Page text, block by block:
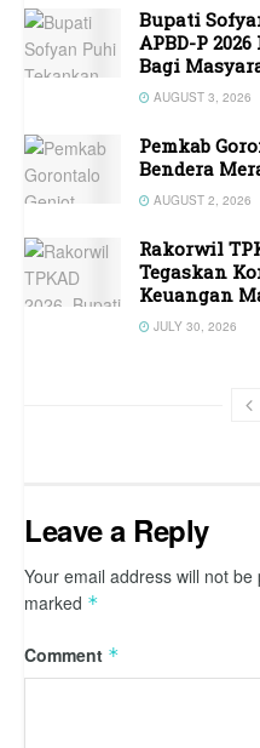
Bupati
APBD-P
Bagi
AUGUST 3, 2026
Pemkab
Bendera
AUGUST 2, 2026
Rakorwil
Tegaskan
Keuangan
JULY 30, 2026
Leave a Reply
Your email address will not be
marked *
Comment *